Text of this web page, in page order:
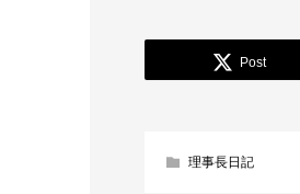
Post
理事長日記